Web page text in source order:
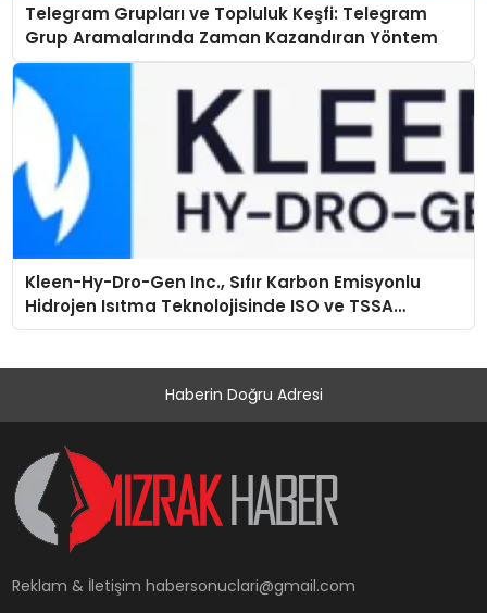
Telegram Grupları ve Topluluk Keşfi: Telegram
Grup Aramalarında Zaman Kazandıran Yöntem
Kleen-Hy-Dro-Gen Inc., Sıfır Karbon Emisyonlu
Hidrojen Isıtma Teknolojisinde ISO ve TSSA
Düzenleyici Onaylarını Aldı
Haberin Doğru Adresi
Reklam & İletişimhabersonuclari@gmail.com